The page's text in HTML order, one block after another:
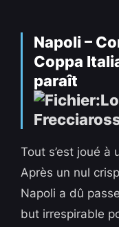
Napoli –
Coppa
paraît
Tout s’est joué
Après un nul
Napoli a dû
but irrespirable